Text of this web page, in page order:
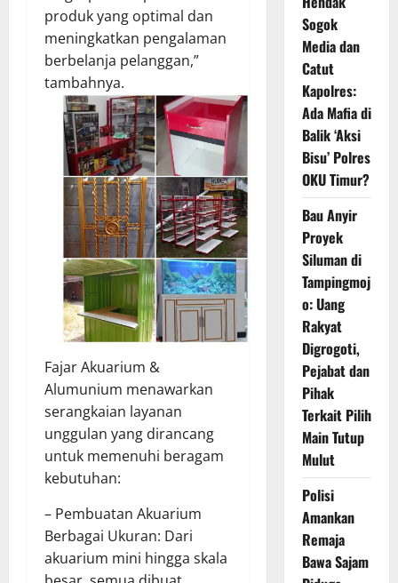
produk yang optimal dan
meningkatkan pengalaman
berbelanja pelanggan,”
tambahnya.
Fajar Akuarium &
Alumunium menawarkan
serangkaian layanan
unggulan yang dirancang
untuk memenuhi beragam
kebutuhan:
– Pembuatan Akuarium
Berbagai Ukuran: Dari
akuarium mini hingga skala
Sogok
Media dan
Catut
Kapolres:
Ada Mafia di
Balik ‘Aksi
Bisu’ Polres
OKU Timur?
Bau Anyir
Proyek
Siluman di
Tampingmoj
o: Uang
Rakyat
Digrogoti,
Pejabat dan
Pihak
Terkait Pilih
Main Tutup
Mulut
Polisi
Amankan
Remaja
Bawa Sajam